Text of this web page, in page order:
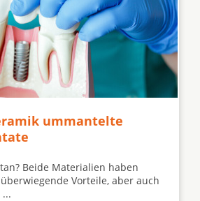
ummantelte
Beide Materialien haben
Vorteile, aber auch